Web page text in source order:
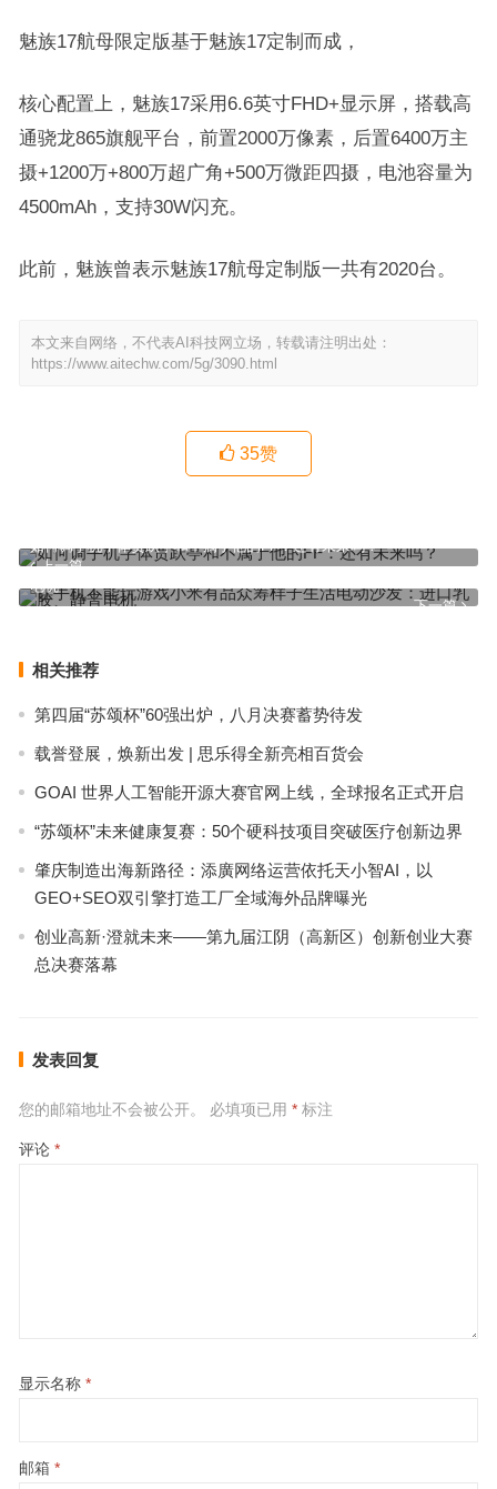
魅族17航母限定版基于魅族17定制而成，
核心配置上，魅族17采用6.6英寸FHD+显示屏，搭载高
通骁龙865旗舰平台，前置2000万像素，后置6400万主
摄+1200万+800万超广角+500万微距四摄，电池容量为
4500mAh，支持30W闪充。
此前，魅族曾表示魅族17航母定制版一共有2020台。
本文来自网络，不代表AI科技网立场，转载请注明出处：
https://www.aitechw.com/5g/3090.html
35赞
上一篇
如何调手机字体贾跃亭和不属于他的FF：还有未来吗？
下一篇
让手机不能玩游戏小米有品众筹样子生活电动沙发：进口乳胶、静音
电机
相关推荐
第四届“苏颂杯”60强出炉，八月决赛蓄势待发
载誉登展，焕新出发 | 思乐得全新亮相百货会
GOAI 世界人工智能开源大赛官网上线，全球报名正式开启
“苏颂杯”未来健康复赛：50个硬科技项目突破医疗创新边界
肇庆制造出海新路径：添廣网络运营依托天小智AI，以
GEO+SEO双引擎打造工厂全域海外品牌曝光
创业高新·澄就未来——第九届江阴（高新区）创新创业大赛
总决赛落幕
发表回复
您的邮箱地址不会被公开。 必填项已用 *标注
评论 *
显示名称 *
邮箱 *